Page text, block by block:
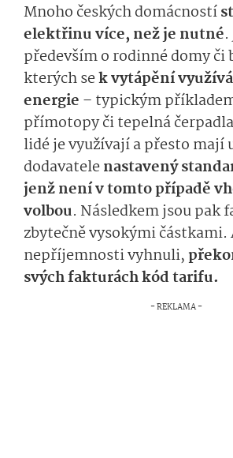
Mnoho českých domácností
elektřinu více, než je nutné.
především o rodinné domy či
kterých sek vytápění
energie – typickým
přímotopy či tepelná
lidé je využívají a přesto mají
dodavatelenastavený
jenž není v tomto případě
volbou. Následkem jsou pak
zbytečně vysokými částkami.
nepříjemnosti vyhnuli,
svých fakturách kód tarifu.